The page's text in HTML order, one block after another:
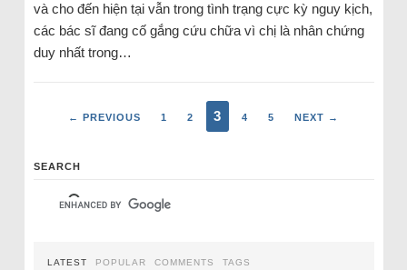
và cho đến hiện tại vẫn trong tình trạng cực kỳ nguy kịch,
các bác sĩ đang cố gắng cứu chữa vì chị là nhân chứng
duy nhất trong…
← PREVIOUS 1 2 3 4 5 NEXT →
SEARCH
LATEST POPULAR COMMENTS TAGS